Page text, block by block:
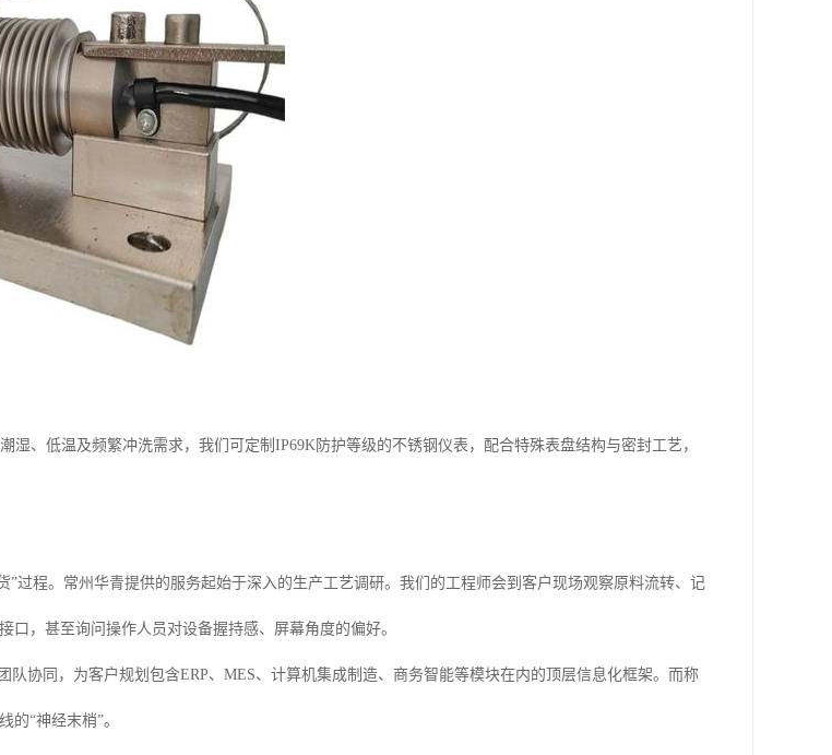
湿、低温及频繁冲洗需求，我们可定制IP69K防护等级的不锈钢仪表，配合特殊表盘结构与密封工艺，
”过程。常州华青提供的服务起始于深入的生产工艺调研。我们的工程师会到客户现场观察原料流转、记
口，甚至询问操作人员对设备握持感、屏幕角度的偏好。
队协同，为客户规划包含ERP、MES、计算机集成制造、商务智能等模块在内的顶层信息化框架。而称
的“神经末梢”。